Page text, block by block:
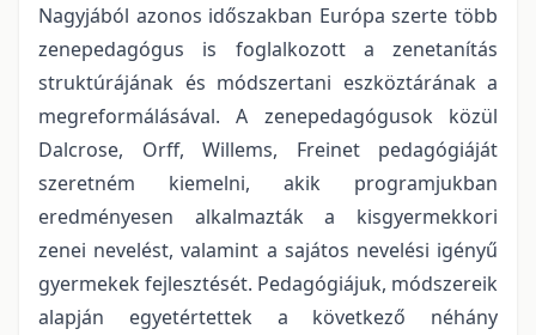
Nagyjából azonos időszakban Európa szerte több
zenepedagógus is foglalkozott a zenetanítás
struktúrájának és módszertani eszköztárának a
megreformálásával. A zenepedagógusok közül
Dalcrose, Orff, Willems, Freinet pedagógiáját
szeretném kiemelni, akik programjukban
eredményesen alkalmazták a kisgyermekkori
zenei nevelést, valamint a sajátos nevelési igényű
gyermekek fejlesztését. Pedagógiájuk, módszereik
alapján egyetértettek a következő néhány